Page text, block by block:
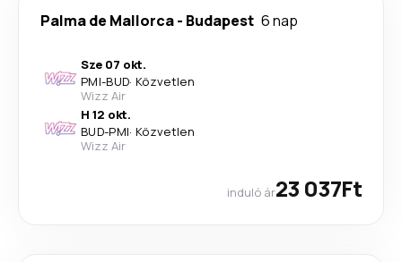
Palma de Mallorca- Budapest 6 nap
Sze 07 okt.
PMI-BUD· Közvetlen
Wizz Air
H 12 okt.
BUD-PMI· Közvetlen
Wizz Air
induló ár23 037Ft